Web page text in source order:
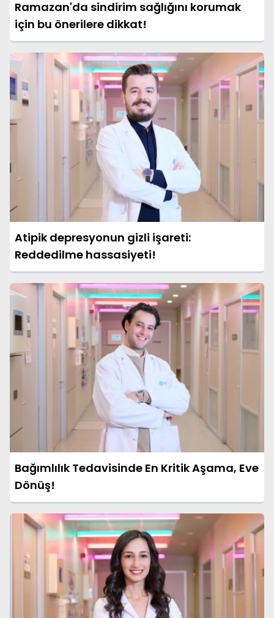
Ramazan'da sindirim sağlığını korumak
için bu önerilere dikkat!
Atipik depresyonun gizli işareti:
Reddedilme hassasiyeti!
Bağımlılık Tedavisinde En Kritik Aşama, Eve
Dönüş!